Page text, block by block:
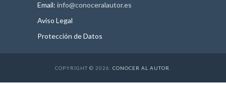
Email: info@conoceralautor.es
Aviso Legal
Protección de Datos
COPYRIGHT © 2026. CONOCER AL AUTOR